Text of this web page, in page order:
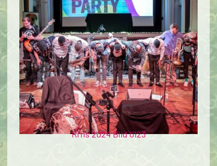
Rrns 2024 Bild 0123